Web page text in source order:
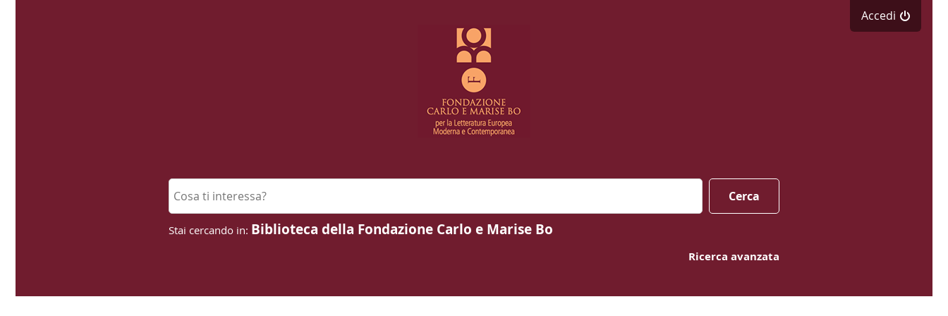
Accedi
Cerca su "Cerca"
Cerca
Biblioteca della Fondazione Carlo e Marise Bo
Ricerca avanzata